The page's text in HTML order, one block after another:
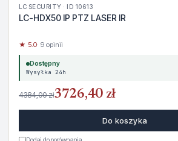
LC SECURITY · ID 10613
LC-HDX50 IP PTZ LASER IR
★ 5.0· 9 opinii
Dostępny
Wysyłka 24h
4384,00 zł3726,40 zł
Do koszyka